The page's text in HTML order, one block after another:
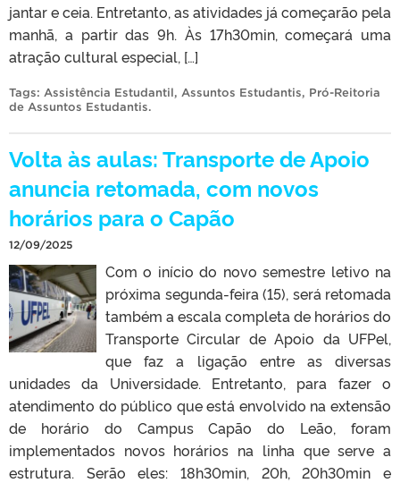
jantar e ceia. Entretanto, as atividades já começarão pela
manhã, a partir das 9h. Às 17h30min, começará uma
atração cultural especial, […]
Tags: Assistência Estudantil, Assuntos Estudantis, Pró-Reitoria
de Assuntos Estudantis.
Volta às aulas: Transporte de Apoio
anuncia retomada, com novos
horários para o Capão
12/09/2025
Com o início do novo semestre letivo na
próxima segunda-feira (15), será retomada
também a escala completa de horários do
Transporte Circular de Apoio da UFPel,
que faz a ligação entre as diversas
unidades da Universidade. Entretanto, para fazer o
atendimento do público que está envolvido na extensão
de horário do Campus Capão do Leão, foram
implementados novos horários na linha que serve a
estrutura. Serão eles: 18h30min, 20h, 20h30min e